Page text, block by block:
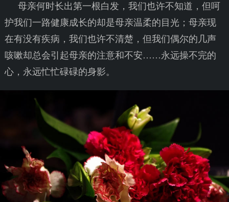
母亲何时长出第一根白发，我们也许不知道，但呵
护我们一路健康成长的却是母亲温柔的目光；母亲现
在有没有疾病，我们也许不清楚，但我们偶尔的几声
咳嗽却总会引起母亲的注意和不安……永远操不完的
心，永远忙忙碌碌的身影。